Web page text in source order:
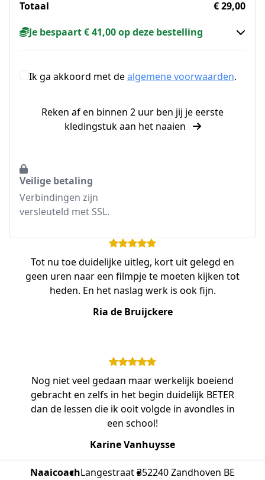
Totaal
€ 29,00
Je bespaart € 41,00 op deze bestelling
Ik ga akkoord met dealgemene voorwaarden.
Reken af en binnen 2 uur ben jij je eerste
kledingstuk aan het naaien
Veilige betaling
Verbindingen zijn
versleuteld met SSL.
Tot nu toe duidelijke uitleg, kort uit gelegd en
geen uren naar een filmpje te moeten kijken tot
heden. En het naslag werk is ook fijn.
Ria de Bruijckere
Nog niet veel gedaan maar werkelijk boeiend
gebracht en zelfs in het begin duidelijk BETER
dan de lessen die ik ooit volgde in avondles in
een school!
Karine Vanhuysse
NaaicoachLangestraat 352240 Zandhoven BE